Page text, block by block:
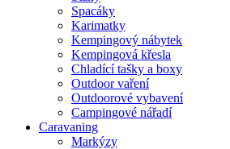
Spacáky
Karimatky
Kempingový nábytek
Kempingová křesla
Chladící tašky a boxy
Outdoor vaření
Outdoorové vybavení
Campingové nářadí
Caravaning
Markýzy